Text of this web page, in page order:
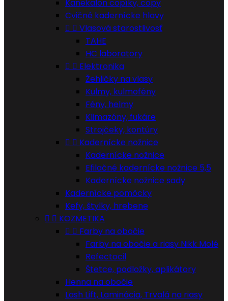
Kanekalon copíky, copy
Cvičné kadernícke hlavy
  Vlasová starostlivosť
TAHE
HC laboratory
  Elektronika
Žehličky na vlasy
Kulmy, kulmofény
Fény, helmy
Klimazóny, fukáre
Strojčeky, kontúry
  Kadernícke nožnice
Kadernícke nožnice
Efilačné kadernícke nožnice 5,5
Kadernícke nožnice sady
Kadernícke pomôcky
Kefy, štylky, hrebene
  KOZMETIKA
  Farby na obočie
Farby na obočie a riasy Nikk Molé
Refectocil
Štetce, podložky, aplikátory
Henna na obočie
Lash Lift, Laminácia, Trvalá na riasy